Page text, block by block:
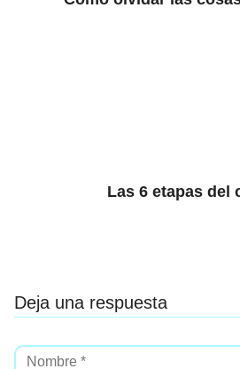
Las 6 etapas del
Deja una respuesta